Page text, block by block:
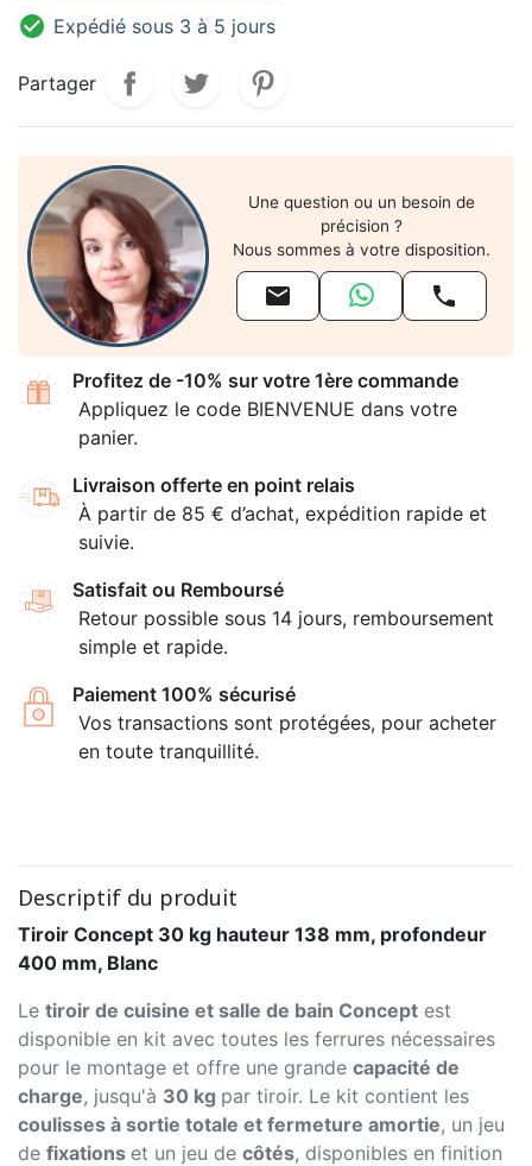
 Expédié sous 3 à 5 jours
Partager
Une question ou un besoin de
précision ?
Nous sommes à votre disposition.
 
Profitez de -10% sur votre 1ère commande
Appliquez le code BIENVENUE dans votre
panier.
Livraison offerte en point relais
À partir de 85 € d’achat, expédition rapide et
suivie.
Satisfait ou Remboursé
Retour possible sous 14 jours, remboursement
simple et rapide.
Paiement 100% sécurisé
Vos transactions sont protégées, pour acheter
en toute tranquillité.
Descriptif du produit
Tiroir Concept 30 kg hauteur 138 mm, profondeur
400 mm, Blanc
Le tiroir de cuisine et salle de bain Concept est
disponible en kit avec toutes les ferrures nécessaires
pour le montage et offre une grande capacité de
charge, jusqu'à 30 kg par tiroir. Le kit contient les
coulisses à sortie totale et fermeture amortie, un jeu
de fixations et un jeu de côtés, disponibles en finition